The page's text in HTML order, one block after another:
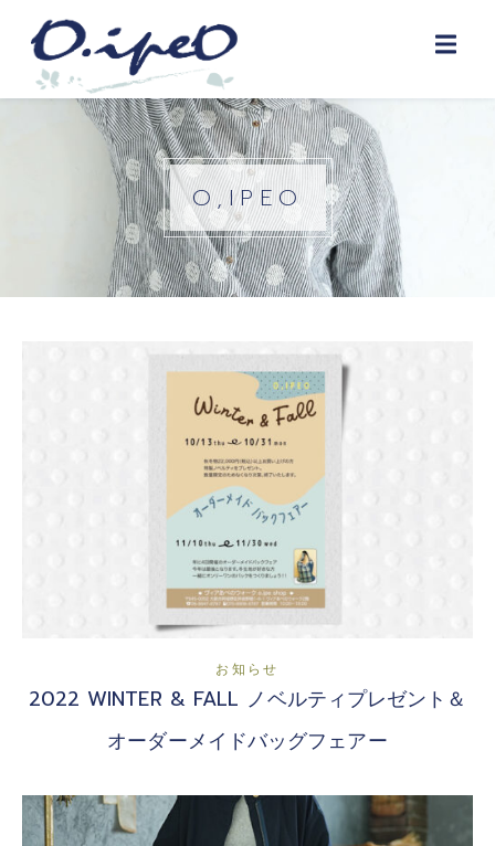
O,IPEO
お知らせ
2022 WINTER & FALL ノベルティプレゼント＆
オーダーメイドバッグフェアー